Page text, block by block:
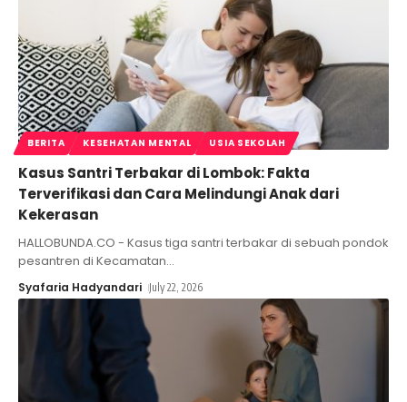
BERITA KESEHATAN MENTAL USIA SEKOLAH
Kasus Santri Terbakar di Lombok: Fakta
Terverifikasi dan Cara Melindungi Anak dari
Kekerasan
HALLOBUNDA.CO - Kasus tiga santri terbakar di sebuah pondok
pesantren di Kecamatan…
Syafaria Hadyandari July 22, 2026